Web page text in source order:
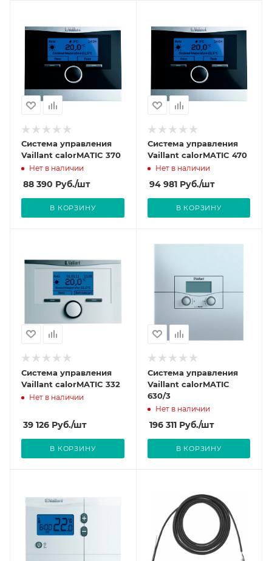
Система управления
Vaillant calorMATIC 370
Нет в наличии
88 390 Руб./шт
В КОРЗИНУ
Система управления
Vaillant calorMATIC 470
Нет в наличии
94 981Руб./шт
В КОРЗИНУ
Система управления
Vaillant calorMATIC 332
Нет в наличии
39 126 Руб./шт
В КОРЗИНУ
Система управления
Vaillant calorMATIC
630/3
Нет в наличии
196 311Руб./шт
В КОРЗИНУ